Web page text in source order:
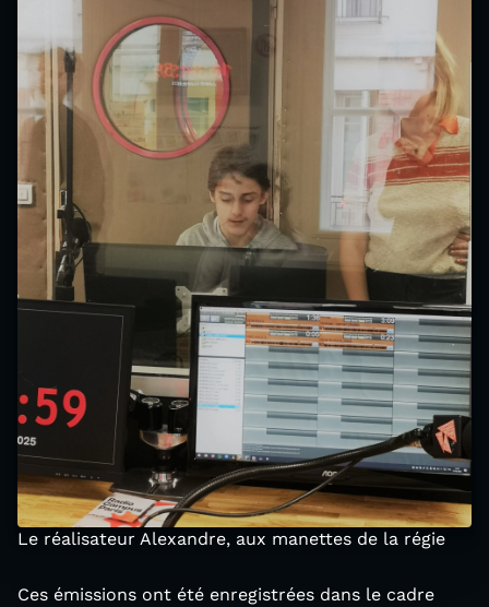
Le réalisateur Alexandre, aux manettes de la régie
Ces émissions ont été enregistrées dans le cadre